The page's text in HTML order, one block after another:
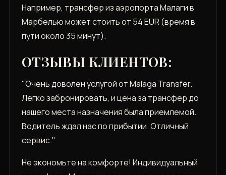
Например, трансфер из аэропорта Малаги в
Марбелью может стоить от 54 EUR (время в
пути около 35 минут).
ОТЗЫВЫ КЛИЕНТОВ:
"Очень доволен услугой от Malaga Transfer.
Легко забронировать, и цена за трансфер до
нашего места назначения была приемлемой.
Водитель ждал нас по прибытии. Отличный
сервис."
Не экономьте на комфорте! Индивидуальный